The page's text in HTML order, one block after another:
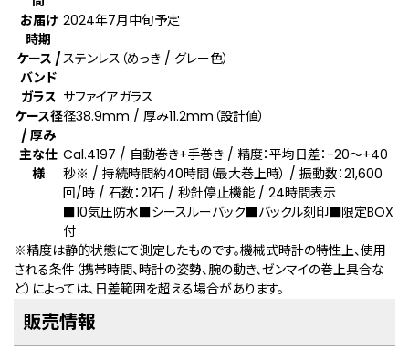
お届け
時期
2024年7月中旬予定
ケース /
バンド
ステンレス（めっき / グレー色）
ガラス サファイアガラス
ケース径
/ 厚み
径38.9mm / 厚み11.2mm（設計値）
主な仕
様
Cal.4197 / 自動巻き+手巻き / 精度：平均日差：-20～+40
秒※ / 持続時間約40時間（最大巻上時） / 振動数：21,600
回/時 / 石数：21石 / 秒針停止機能 / 24時間表示
■10気圧防水■シースルーバック■バックル刻印■限定BOX
付
※精度は静的状態にて測定したものです。機械式時計の特性上、使用
される条件（携帯時間、時計の姿勢、腕の動き、ゼンマイの巻上具合な
ど）によっては、日差範囲を超える場合があります。
販売情報